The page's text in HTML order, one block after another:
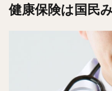
健康保険は国民